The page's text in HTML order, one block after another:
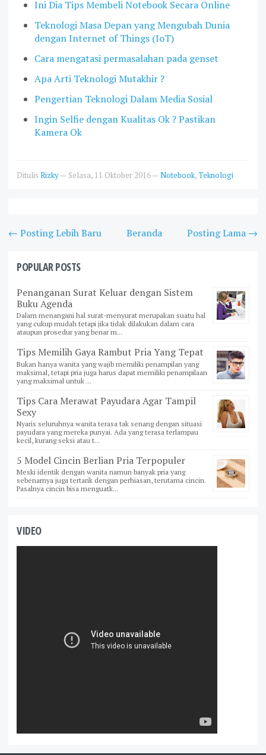
Ini Dia Tips Membeli Notebook Secara Online
Teknologi Masa Depan yang Mengubah Dunia
dengan Internet of Things (IoT)
Cara mengatasi permasalahan pada genset
Apa Arti Teknologi Mutakhir ?
Pengertian Teknologi Dalam Media Sosial
Ingin Selfie dengan Kualitas Ok ? Pastikan
Kamera Ok
Ditulis Rizky— Selasa, 11 Oktober 2016—Notebook,Teknologi
← Posting Lebih Baru Posting Lama →
Beranda
POPULAR POSTS
Penanganan Surat Keluar dengan Sistem
Buku Agenda
Dalam menangani hal surat-menyurat merupakan suatu hal
yang cukup mudah tetapi jika tidak dilakukan dalam cara
ataupun prosedur yang benar m...
Tips Memilih Gaya Rambut Pria Yang Tepat
Bukan hanya wanita yang wajib memiliki penampilan yang
maksimal, tetapi pria juga harus dapat memiliki penampilaan
yang maksimal untuk ...
Tips Cara Merawat Payudara Agar Tampil
Sexy
Nyaris seluruhnya wanita terasa tak senang dengan situasi
payudara yang mereka punyai. Ada yang terasa terlampau
kecil, kurang seksi atau t...
5 Model Cincin Berlian Pria Terpopuler
Meski identik dengan wanita namun banyak pria yang
sebenarnya juga tertarik dengan perhiasan, terutama cincin.
Pasalnya cincin bisa menguatk...
VIDEO